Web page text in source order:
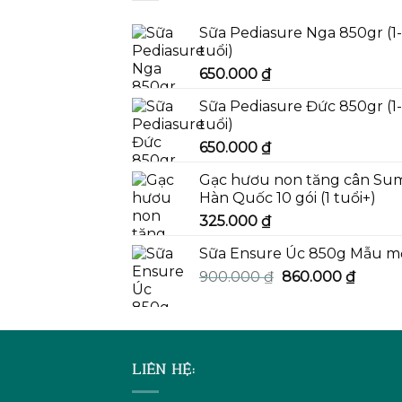
Sữa Pediasure Nga 850gr
tuổi)
650.000 ₫
Sữa Pediasure Đức 850gr (1-
tuổi)
650.000 ₫
Gạc hươu non tăng cân
Hàn Quốc 10 gói (1 tuổi+)
325.000 ₫
Sữa Ensure Úc 850g Mẫu
900.000₫ Giá
900.000 ₫.
860.000 ₫Giá
là:
LIÊN HỆ: